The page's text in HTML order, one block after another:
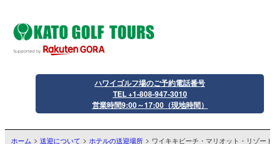
ハワイゴルフ場のご予約電話番号
TEL +1-808-947-3010
営業時間9:00～17:00（現地時間）
ホーム 送迎について ホテルの送迎場所 ワイキキビーチ・マリオット・リゾー